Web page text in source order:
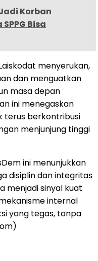
Korban
Bisa
menyerukan,
dan menguatkan
masa depan
ini menegaskan
terus berkontribusi
menjunjung tinggi
ini menunjukkan
disiplin dan integritas
menjadi sinyal kuat
internal
yang tegas, tanpa